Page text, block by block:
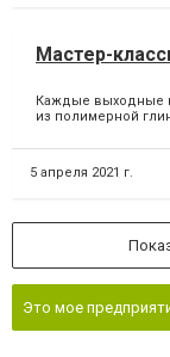
Мастер-
Каждые выходные
из полимерной
5 апреля 2021 г.
Это мое